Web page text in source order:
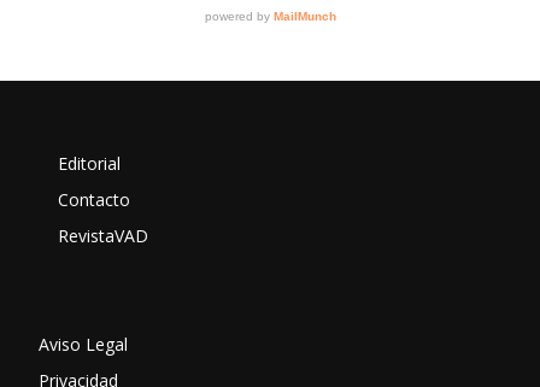
Editorial
Contacto
RevistaVAD
Aviso Legal
Privacidad